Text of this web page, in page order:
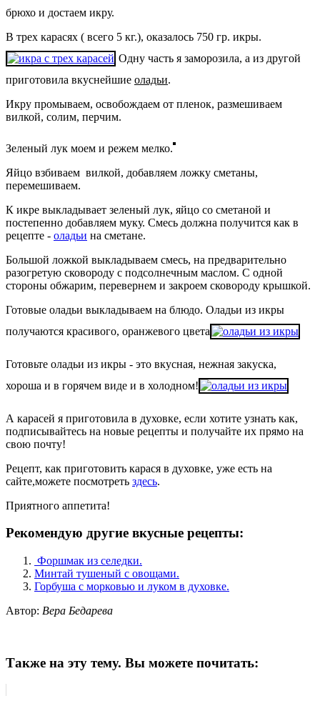
брюхо и достаем икру.
В трех карасях ( всего 5 кг.), оказалось 750 гр. икры.
Одну часть я заморозила, а из другой
приготовила вкуснейшие оладьи.
Икру промываем, освобождаем от пленок, размешиваем
вилкой, солим, перчим.
Зеленый лук моем и режем мелко.
Яйцо взбиваем вилкой, добавляем ложку сметаны,
перемешиваем.
К икре выкладывает зеленый лук, яйцо со сметаной и
постепенно добавляем муку. Смесь должна получится как в
рецепте - оладьи на сметане.
Большой ложкой выкладываем смесь, на предварительно
разогретую сковороду с подсолнечным маслом. С одной
стороны обжарим, перевернем и закроем сковороду крышкой.
Готовые оладьи выкладываем на блюдо. Оладьи из икры
получаются красивого, оранжевого цвета
Готовьте оладьи из икры - это вкусная, нежная закуска,
хороша и в горячем виде и в холодном!
А карасей я приготовила в духовке, если хотите узнать как,
подписывайтесь на новые рецепты и получайте их прямо на
свою почту!
Рецепт, как приготовить карася в духовке, уже есть на
сайте,можете посмотреть здесь.
Приятного аппетита!
Рекомендую другие вкусные рецепты:
Форшмак из селедки.
Минтай тушеный с овощами.
Горбуша с морковью и луком в духовке.
Автор: Вера Бедарева
Также на эту тему. Вы можете почитать: